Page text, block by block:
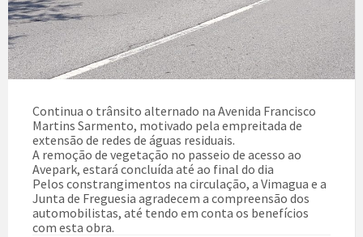
Continua o trânsito alternado na Avenida Francisco
Martins Sarmento, motivado pela empreitada de
extensão de redes de águas residuais.
A remoção de vegetação no passeio de acesso ao
Avepark, estará concluída até ao final do dia
Pelos constrangimentos na circulação, a Vimagua e a
Junta de Freguesia agradecem a compreensão dos
automobilistas, até tendo em conta os benefícios
com esta obra.